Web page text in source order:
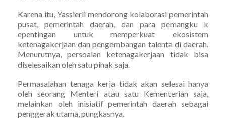
Karena itu, Yassierli mendorong kolaborasi pemerintah
pusat, pemerintah daerah, dan para pemangku k
epentingan untuk memperkuat ekosistem
ketenagakerjaan dan pengembangan talenta di daerah.
Menurutnya, persoalan ketenagakerjaan tidak bisa
diselesaikan oleh satu pihak saja.
Permasalahan tenaga kerja tidak akan selesai hanya
oleh seorang Menteri atau satu Kementerian saja,
melainkan oleh inisiatif pemerintah daerah sebagai
penggerak utama, pungkasnya.